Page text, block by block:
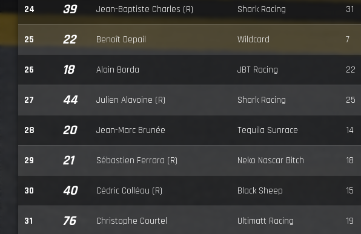
24 39 Jean-Baptiste Charles (R) Shark Racing 31
25 22 Benoît Depail Wildcard 7
26 18 Alain Borda JBT Racing 22
27 44 Julien Alavoine (R) Shark Racing 25
28 20 Jean-Marc Brunée Tequila Sunrace 14
29 21 Sébastien Ferrara (R) Neko Nascar Bitch 18
30 40 Cédric Colléau (R) Black Sheep 15
31 76 Christophe Courtel Ultimatt Racing 19